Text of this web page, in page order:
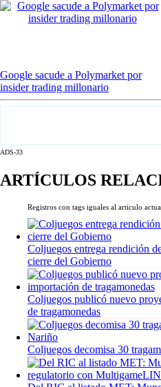
Google sacude a Polymarket por
insider trading millonario
ADS-33
ARTÍCULOS
Registros con tags iguales al articulo
Coljuegos entrega rendición
cierre del Gobierno
Coljuegos publicó nuevo
de tragamonedas
Coljuegos decomisa 30